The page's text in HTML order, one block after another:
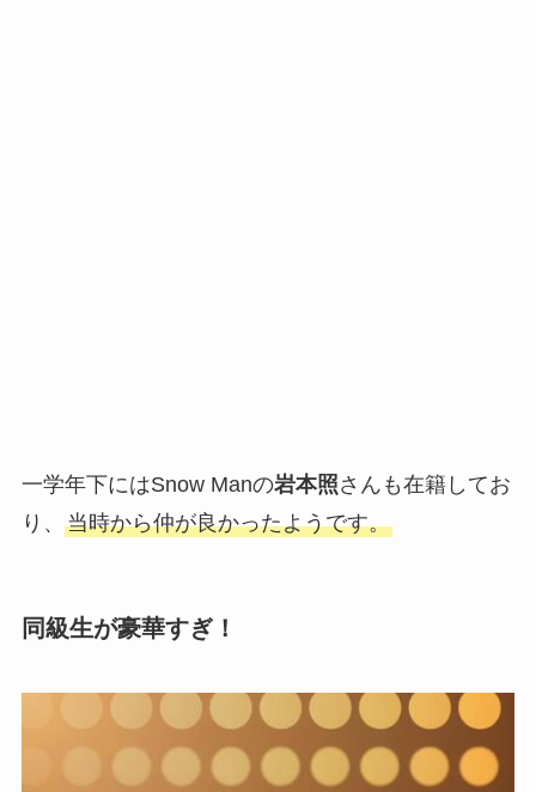
一学年下にはSnow Manの岩本照さんも在籍してお
り、 当時から仲が良かったようです。
同級生が豪華すぎ！